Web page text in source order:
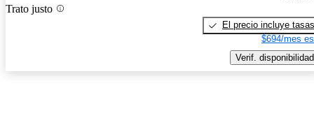
Trato justo
El precio incluye tasas
$694/mes
Verif. disponibilidad